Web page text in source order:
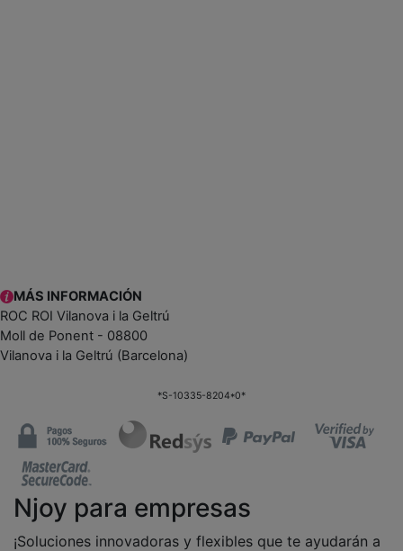
MÁS INFORMACIÓN
ROC ROI Vilanova i la Geltrú
Moll de Ponent - 08800
Vilanova i la Geltrú (Barcelona)
*S-10335-8204*0*
Njoy para empresas
¡Soluciones innovadoras y flexibles que te ayudarán a